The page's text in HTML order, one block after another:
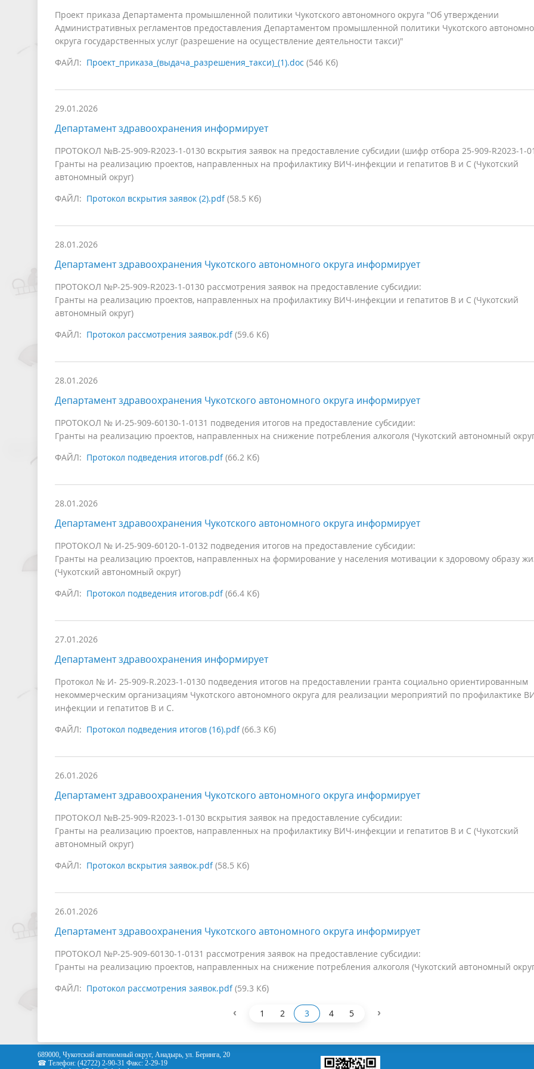
Проект приказа Департамента промышленной политики Чукотского автономного округа "Об утверждении
Административных регламентов предоставления Департаментом промышленной политики Чукотского
округа государственных услуг (разрешение на осуществление деятельности такси)"
ФАЙЛ: Проект_приказа_(выдача_разрешения_такси)_(1).doc (546 Кб)
29.01.2026
Департамент здравоохранения информирует
ПРОТОКОЛ №В-25-909-R2023-1-0130 вскрытия заявок на предоставление субсидии (шифр отбора 25-909-R2023-1-
Гранты на реализацию проектов, направленных на профилактику ВИЧ-инфекции и гепатитов B и C (Чукотский
автономный округ)
ФАЙЛ: Протокол вскрытия заявок (2).pdf(58.5 Кб)
28.01.2026
Департамент здравоохранения Чукотского автономного округа информирует
ПРОТОКОЛ №Р-25-909-R2023-1-0130 рассмотрения заявок на предоставление субсидии:
Гранты на реализацию проектов, направленных на профилактику ВИЧ-инфекции и гепатитов B и C (Чукотский
автономный округ)
ФАЙЛ: Протокол рассмотрения заявок.pdf(59.6 Кб)
28.01.2026
Департамент здравоохранения Чукотского автономного округа информирует
ПРОТОКОЛ № И-25-909-60130-1-0131 подведения итогов на предоставление субсидии:
Гранты на реализацию проектов, направленных на снижение потребления алкоголя (Чукотский автономный
ФАЙЛ: Протокол подведения итогов.pdf(66.2 Кб)
28.01.2026
Департамент здравоохранения Чукотского автономного округа информирует
ПРОТОКОЛ № И-25-909-60120-1-0132 подведения итогов на предоставление субсидии:
Гранты на реализацию проектов, направленных на формирование у населения мотивации к здоровому образу
(Чукотский автономный округ)
ФАЙЛ: Протокол подведения итогов.pdf(66.4 Кб)
27.01.2026
Департамент здравоохранения информирует
Протокол № И- 25-909-R.2023-1-0130 подведения итогов на предоставлении гранта социально ориентированным
некоммерческим организациям Чукотского автономного округа для реализации мероприятий по профилактике
инфекции и гепатитов В и С.
ФАЙЛ: Протокол подведения итогов (16).pdf(66.3 Кб)
26.01.2026
Департамент здравоохранения Чукотского автономного округа информирует
ПРОТОКОЛ №В-25-909-R2023-1-0130 вскрытия заявок на предоставление субсидии:
Гранты на реализацию проектов, направленных на профилактику ВИЧ-инфекции и гепатитов B и C (Чукотский
автономный округ)
ФАЙЛ: Протокол вскрытия заявок.pdf(58.5 Кб)
26.01.2026
Департамент здравоохранения Чукотского автономного округа информирует
ПРОТОКОЛ №Р-25-909-60130-1-0131 рассмотрения заявок на предоставление субсидии:
Гранты на реализацию проектов, направленных на снижение потребления алкоголя (Чукотский автономный
ФАЙЛ: Протокол рассмотрения заявок.pdf(59.3 Кб)
‹ 1 2 3 4 5 ›
689000, Чукотский автономный округ, Анадырь, ул. Беринга, 20
☎ Телефон: (42722) 2-90-31 Факс: 2-29-19